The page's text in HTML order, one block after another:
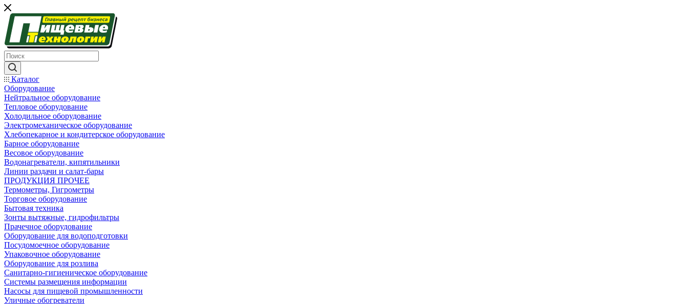
Каталог
Оборудование
Нейтральное оборудование
Тепловое оборудование
Холодильное оборудование
Электромеханическое оборудование
Хлебопекарное и кондитерское оборудование
Барное оборудование
Весовое оборудование
Водонагреватели, кипятильники
Линии раздачи и салат-бары
ПРОДУКЦИЯ ПРОЧЕЕ
Термометры, Гигрометры
Торговое оборудование
Бытовая техника
Зонты вытяжные, гидрофильтры
Прачечное оборудование
Оборудование для водоподготовки
Посудомоечное оборудование
Упаковочное оборудование
Оборудование для розлива
Санитарно-гигиеническое оборудование
Системы размещения информации
Насосы для пищевой промышленности
Уличные обогреватели